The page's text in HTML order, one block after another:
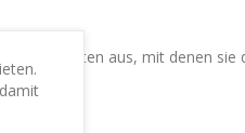
2 Karten aus, mit denen sie